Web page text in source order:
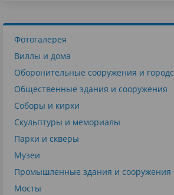
Фотогалерея
Виллы и дома
Оборонительные сооружения и
Общественные здания и сооружения
Соборы и кирхи
Скульптуры и мемориалы
Парки и скверы
Музеи
Промышленные здания и сооружения
Мосты